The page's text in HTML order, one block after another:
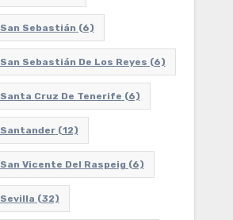
San Sebastián (6)
San Sebastián De Los Reyes (6)
Santa Cruz De Tenerife (6)
Santander(12)
San Vicente Del Raspeig (6)
Sevilla (32)